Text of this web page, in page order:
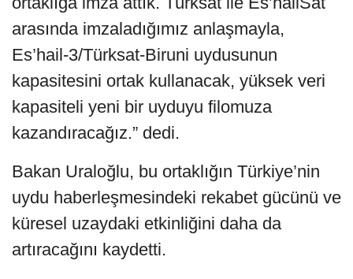
arasında imzaladığımız anlaşmayla,
Es’hail-3/Türksat-Biruni uydusunun
kapasitesini ortak kullanacak, yüksek veri
kapasiteli yeni bir uyduyu filomuza
kazandıracağız.” dedi.
Bakan Uraloğlu, bu ortaklığın Türkiye’nin
uydu haberleşmesindeki rekabet gücünü ve
küresel uzaydaki etkinliğini daha da
artıracağını kaydetti.